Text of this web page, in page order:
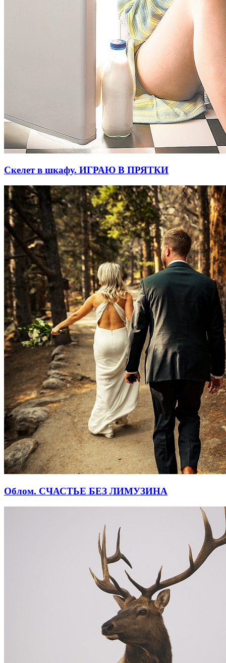
Скелет в шкафу. ИГРАЮ В ПРЯТКИ
Облом. СЧАСТЬЕ БЕЗ ЛИМУЗИНА